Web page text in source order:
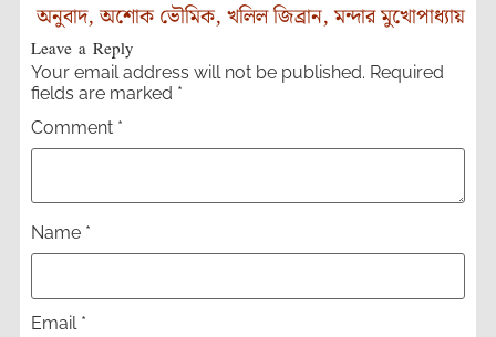
অনুবাদ,অশোক ভৌমিক, খলিল জিব্রান,মন্দার মুখোপাধ্যায়
Leave a Reply
Your email address will not be published. Required
fields are marked *
Comment *
Name *
Email *